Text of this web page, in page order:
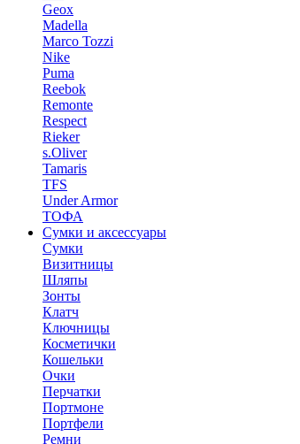
Geox
Madella
Marco Tozzi
Nike
Puma
Reebok
Remonte
Respect
Rieker
s.Oliver
Tamaris
TFS
Under Armor
ТОФА
Сумки и аксессуары
Сумки
Визитницы
Шляпы
Зонты
Клатч
Ключницы
Косметички
Кошельки
Очки
Перчатки
Портмоне
Портфели
Ремни